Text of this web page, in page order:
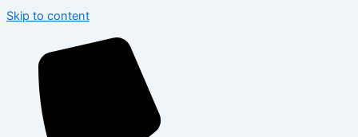
Skip to content